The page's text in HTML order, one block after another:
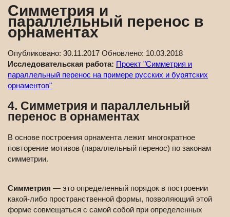
Симметрия и
параллельный перенос в
орнаментах
Опубликовано: 30.11.2017 Обновлено: 10.03.2018
Исследовательская работа: Проект "Симметрия и
параллельный перенос на примере русских и бурятских
орнаментов"
4. Симметрия и параллельный
перенос в орнаментах
В основе построения орнамента лежит многократное
повторение мотивов (параллельный перенос) по законам
симметрии.
Симметрия — это определенный порядок в построении
какой-либо пространственной формы, позволяющий этой
форме совмещаться с самой собой при определенных